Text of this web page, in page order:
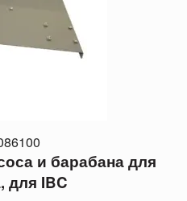
и барабана для
для IBC